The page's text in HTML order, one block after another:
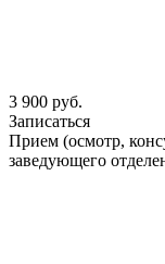
3 900 руб.
Записаться
Прием (осмотр,
заведующего